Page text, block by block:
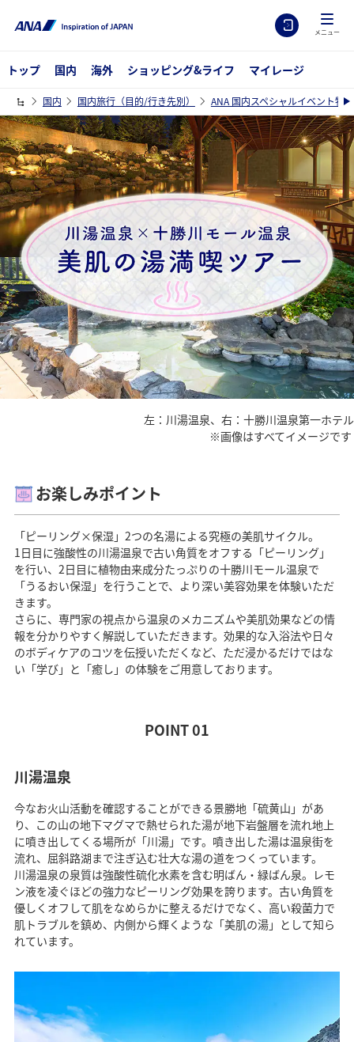
メニュー
トップ 国内 海外 ショッピング&ライフ マイレージ
国内 国内旅行（目的/行き先別） ANA 国内スペシャルイベント特集
左：川湯温泉、右：十勝川温泉第一ホテル
※画像はすべてイメージです
お楽しみポイント
「ピーリング×保湿」2つの名湯による究極の美肌サイクル。
1日目に強酸性の川湯温泉で古い角質をオフする「ピーリング」
を行い、2日目に植物由来成分たっぷりの十勝川モール温泉で
「うるおい保湿」を行うことで、より深い美容効果を体験いただ
きます。
さらに、専門家の視点から温泉のメカニズムや美肌効果などの情
報を分かりやすく解説していただきます。効果的な入浴法や日々
のボディケアのコツを伝授いただくなど、ただ浸かるだけではな
い「学び」と「癒し」の体験をご用意しております。
POINT 01
川湯温泉
今なお火山活動を確認することができる景勝地「硫黄山」があ
り、この山の地下マグマで熱せられた湯が地下岩盤層を流れ地上
に噴き出してくる場所が「川湯」です。噴き出した湯は温泉街を
流れ、屈斜路湖まで注ぎ込む壮大な湯の道をつくっています。
川湯温泉の泉質は強酸性硫化水素を含む明ばん・緑ばん泉。レモ
ン液を凌ぐほどの強力なピーリング効果を誇ります。古い角質を
優しくオフして肌をなめらかに整えるだけでなく、高い殺菌力で
肌トラブルを鎮め、内側から輝くような「美肌の湯」として知ら
れています。